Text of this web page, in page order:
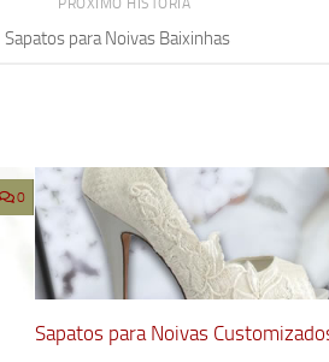
PRÓXIMO HISTÓRIA
Sapatos para Noivas Baixinhas
0
Sapatos para Noivas